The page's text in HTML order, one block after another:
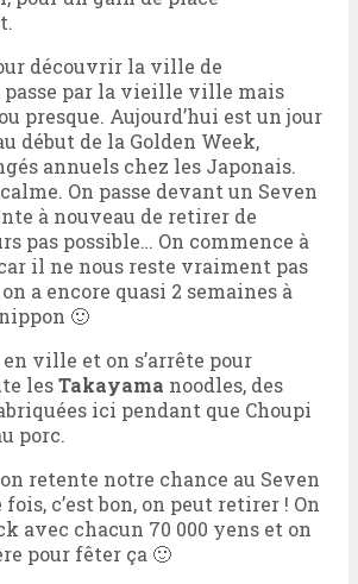
découvrir la ville de
passe par la vieille ville mais
presque. Aujourd’hui est un jour
début de la Golden Week,
annuels chez les Japonais.
On passe devant un Seven
à nouveau de retirer de
pas possible… On commence à
il ne nous reste vraiment pas
a encore quasi 2 semaines à
🙂
en ville et on s’arrête pour
lesTakayama noodles, des
ici pendant que Choupi
porc.
retente notre chance au Seven
c’est bon, on peut retirer ! On
avec chacun 70 000 yens et on
pour fêter ça 🙂